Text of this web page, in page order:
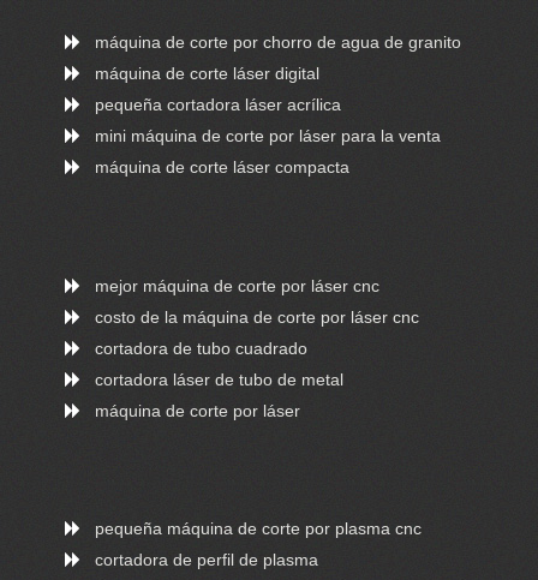
máquina de corte por chorro de agua de granito
máquina de corte láser digital
pequeña cortadora láser acrílica
mini máquina de corte por láser para la venta
máquina de corte láser compacta
mejor máquina de corte por láser cnc
costo de la máquina de corte por láser cnc
cortadora de tubo cuadrado
cortadora láser de tubo de metal
máquina de corte por láser
pequeña máquina de corte por plasma cnc
cortadora de perfil de plasma